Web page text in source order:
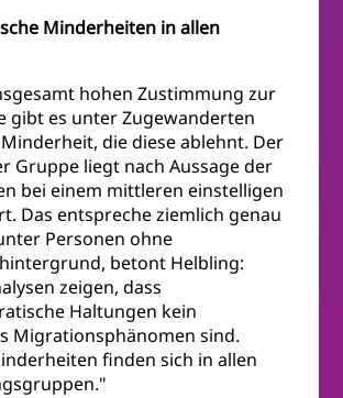
Minderheiten in allen
hohen Zustimmung zur
gibt es unter Zugewanderten
die diese ablehnt. Der
Gruppe liegt nach Aussage der
bei einem mittleren einstelligen
Das entspreche ziemlich genau
Personen ohne
betont Helbling:
zeigen, dass
Haltungen kein
Migrationsphänomen sind.
finden sich in allen